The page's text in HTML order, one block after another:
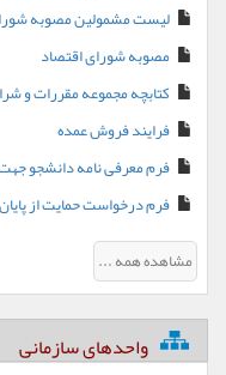
لیست مشمولین مصوبه
مصوبه شورای اقتصاد
کتابچه مجموعه مقررات و
فرایند فروش عمده
فرم معرفی نامه دانشجو جهت
فرم درخواست حمایت از
مشاهده همه ...
واحدهای سازمانی